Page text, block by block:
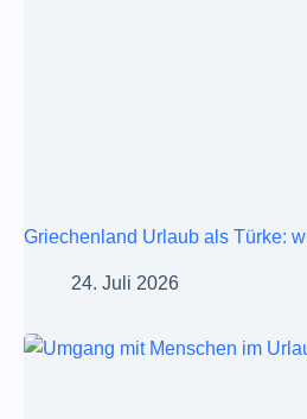
Griechenland Urlaub als Türke:
24. Juli 2026